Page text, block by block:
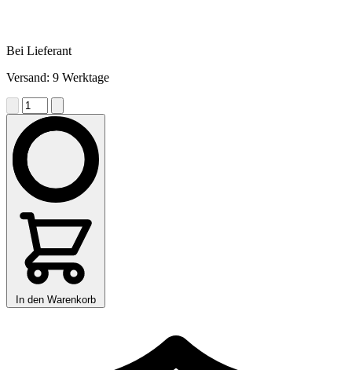
Bei Lieferant
Versand: 9 Werktage
In den Warenkorb